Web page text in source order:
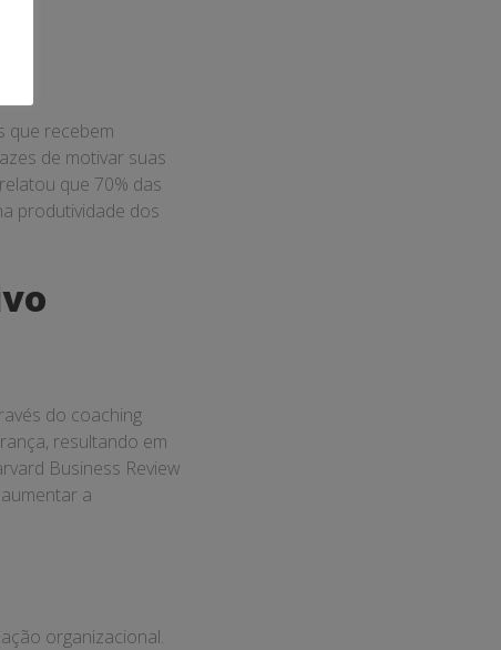
que recebem
de motivar suas
que 70% das
produtividade dos
do coaching
resultando em
Business Review
a
organizacional.